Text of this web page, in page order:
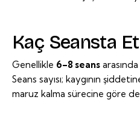
Kaç Seansta
Genellikle 6–8 seans arasında
Seans sayısı; kaygının
maruz kalma sürecine göre